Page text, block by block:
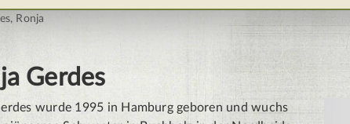
Ronja
Gerdes
wurde 1995 in Hamburg geboren und wuchs